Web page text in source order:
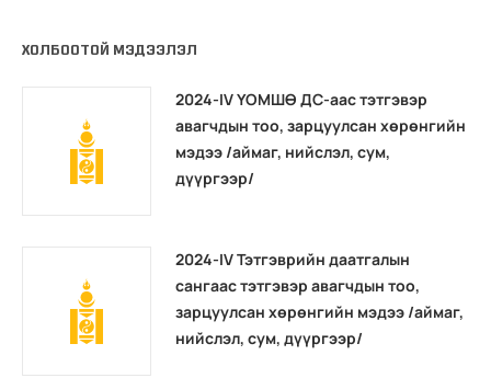
ХОЛБООТОЙ МЭДЭЭЛЭЛ
2024-IV ҮОМШӨ ДС-аас тэтгэвэр
авагчдын тоо, зарцуулсан хөрөнгийн
мэдээ /аймаг, нийслэл, сум,
дүүргээр/
2024-IV Тэтгэврийн даатгалын
сангаас тэтгэвэр авагчдын тоо,
зарцуулсан хөрөнгийн мэдээ /аймаг,
нийслэл, сум, дүүргээр/